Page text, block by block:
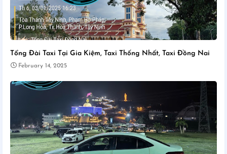
Tổng Đài Taxi Tại Gia Kiệm, Taxi Thống Nhất, Taxi Đồng Nai
February 14, 2025